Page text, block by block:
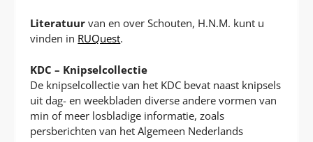
Literatuur van en over Schouten, H.N.M. kunt u
vinden in RUQuest.
KDC – Knipselcollectie
De knipselcollectie van het KDC bevat naast knipsels
uit dag- en weekbladen diverse andere vormen van
min of meer losbladige informatie, zoals
persberichten van het Algemeen Nederlands